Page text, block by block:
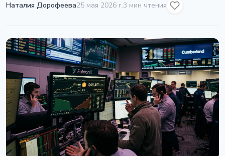
Наталия Дорофеева25 мая 2026 г.3 мин чтения